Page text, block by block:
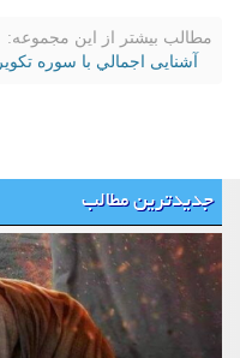
مطالب بیشتر از این مجموعه:
آشنایی اجمالي با سوره
جدیدترین مطالب